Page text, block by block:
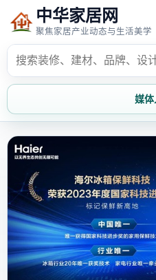
中华家居网
聚焦家居产业动态与生活美学
媒体
首页
家居风水
时尚饰家
家具知识